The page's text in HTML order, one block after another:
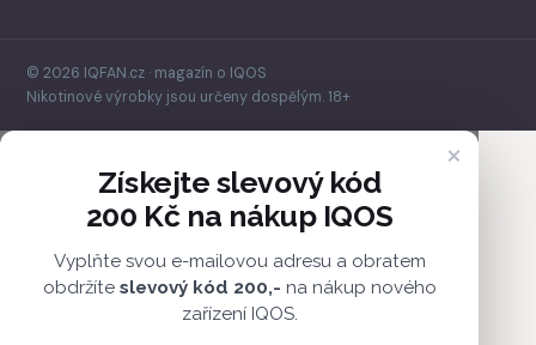
© 2026 IQFAN.cz · magazín o IQOS
Nikotinové výrobky jsou určeny dospělým. 18+
×
Získejte slevový kód
200 Kč na nákup IQOS
Vyplňte svou e-mailovou adresu a obratem
obdržíte slevový kód 200,- na nákup nového
zařízení IQOS.